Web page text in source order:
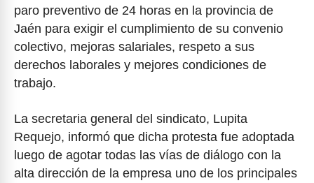
paro preventivo de 24 horas en la provincia de
Jaén para exigir el cumplimiento de su convenio
colectivo, mejoras salariales, respeto a sus
derechos laborales y mejores condiciones de
trabajo.
La secretaria general del sindicato, Lupita
Requejo, informó que dicha protesta fue adoptada
luego de agotar todas las vías de diálogo con la
alta dirección de la empresa uno de los principales